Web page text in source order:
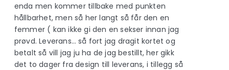
enda men kommer tillbake med punkten
hållbarhet, men så her langt så får den en
femmer ( kan ikke gi den en sekser innan jag
prøvd. Leverans… så fort jag dragit kortet og
betalt så vill jag ju ha de jag bestillt, her gikk
det to dager fra design till leverans, i tillegg så